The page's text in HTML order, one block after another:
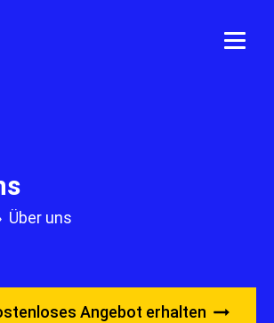
Über uns
Angebot erhalten